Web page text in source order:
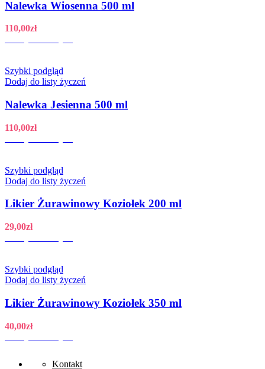
Nalewka Wiosenna 500 ml
110,00zł
Szybki podgląd
Dodaj do listy życzeń
Nalewka Jesienna 500 ml
110,00zł
Szybki podgląd
Dodaj do listy życzeń
Likier Żurawinowy Koziołek 200 ml
29,00zł
Szybki podgląd
Dodaj do listy życzeń
Likier Żurawinowy Koziołek 350 ml
40,00zł
Kontakt